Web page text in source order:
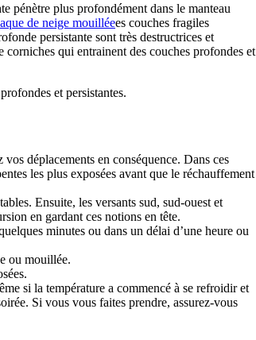
pénètre plus profondément dans le manteau
de neige mouilléees couches fragiles
persistante sont très destructrices et
corniches qui entrainent des couches profondes et
et persistantes.
déplacements en conséquence. Dans ces
les plus exposées avant que le réchauffement
Ensuite, les versants sud, sud-ouest et
en gardant ces notions en tête.
minutes ou dans un délai d’une heure ou
ou mouillée.
si la température a commencé à se refroidir et
Si vous vous faites prendre, assurez-vous